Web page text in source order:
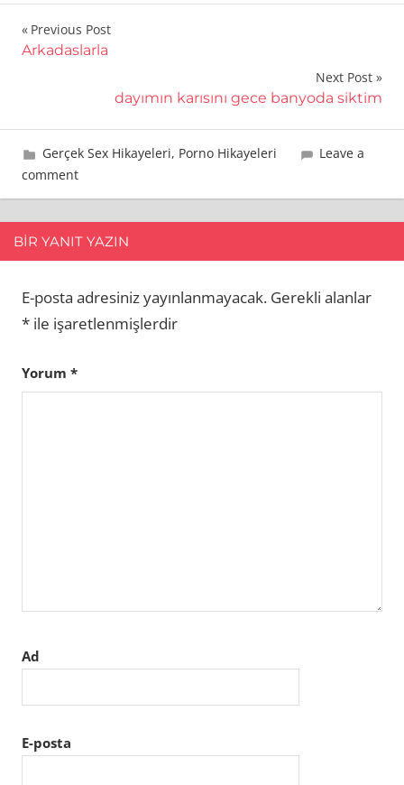
Yazı
Previous Post
Arkadaslarla
Next Post
dayımın karısını gece banyoda siktim
2 Eylül 2021
Taner
Gerçek Sex Hikayeleri, Porno Hikayeleri
Leave a
comment
BIR YANIT YAZIN
E-posta adresiniz yayınlanmayacak. Gerekli alanlar
* ile işaretlenmişlerdir
Yorum *
Ad
E-posta